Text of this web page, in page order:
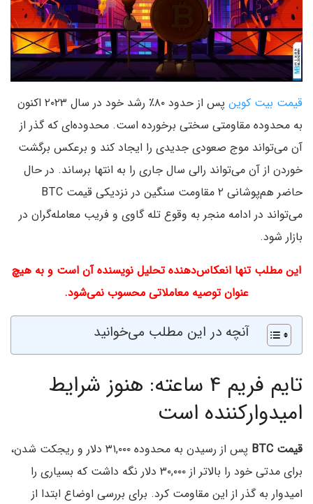
قیمت بیت کوین
پس از حدود ۸۰٪ رشد خود در سال ۲۰۲۳ اکنون
به محدوده مقاومتی سختی برخورده است. محدوده‌ای که گذر از
آن می‌تواند موج صعودی جدیدی را ایجاد کند و برعکس برگشت
خوردن از آن می‌تواند رالی سال جاری را به انتها برساند. در حال
حاضر هم‌پوشانی ۲ مقاومت سنگین در نزدیکی قیمت BTC
می‌تواند در ادامه منجر به وقوع تله گاوی و فریب معامله‌گران در
بازار شود.
این مطلب تنها انعکاس‌دهنده تحلیل نویسنده آن است و به هیچ
عنوان توصیه معاملاتی محسوب نمی‌شود.
آنچه در این مطلب می‌خوانید
تایم فریم ۴ ساعته: هنوز شرایط
امیدوارکننده است
قیمت BTC
پس از رسیدن به محدوده ۳۱,۰۰۰ دلار و ریجکت شدن،
برای مدتی خود را بالاتر از ۳۰,۰۰۰ دلار نگه داشت که بسیاری را
امیدوار به گذر از این مقاومت کرد. برای بررسی اوضاع ابتدا از